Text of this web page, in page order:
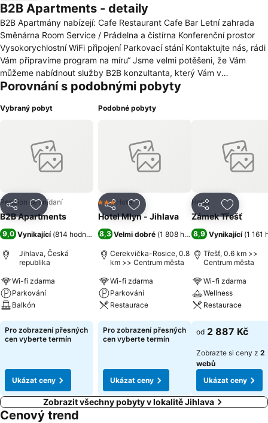
B2B Apartments - detaily
B2B Apartmány nabízejí: Cafe Restaurant Cafe Bar Letní zahrada
Směnárna Room Service / Prádelna a čistírna Konferenční prostor
Vysokorychlostní WiFi připojení Parkovací stání Kontaktujte nás, rádi
Vám připravíme program na míru“ Jsme velmi potěšeni, že Vám
můžeme nabídnout služby B2B konzultanta, který Vám v
dostatečném předstihu pomůže naplánovat Vaši návštěvu do
výjimečných příležitostí jako jsou: výročí, narozeniny, oslavy,
Porovnání s podobnými pobyty
Vybraný pobyt
Sdílet Přidat na seznam oblíbených hotelů
Penzion se snídaní
B2B Apartments
9,0 Vynikající (814 hodnocení)
Jihlava, Česká
republika
Wi-fi zdarma
Parkování
Balkón
Ukázat ceny
Pro zobrazení přesných
cen vyberte termín
Ukázat ceny
Podobné pobyty
Sdílet Přidat na seznam oblíbených
3 Počet hvězdiček
Hotel
Hotel Mlyn - Jihlava
8,3 Velmi dobré (1 808 hodnocení)
Cerekvička-Rosice, 0.8
km >> Centrum města
Wi-fi zdarma
Parkování
Restaurace
Ukázat ceny
Pro zobrazení přesných
cen vyberte termín
Ukázat ceny
Sdílet Přidat
Hotel
Zámek Třešť
8,9 Vynikající (1 161
Třešť, 0.6 km >>
Centrum města
Wi-fi zdarma
Wellness
Restaurace
Ukázat ceny
od 2 887 Kč
Zobrazte si ceny z 2
webů
Ukázat ceny
Zobrazit všechny pobyty v lokalitě Jihlava
Cenový trend